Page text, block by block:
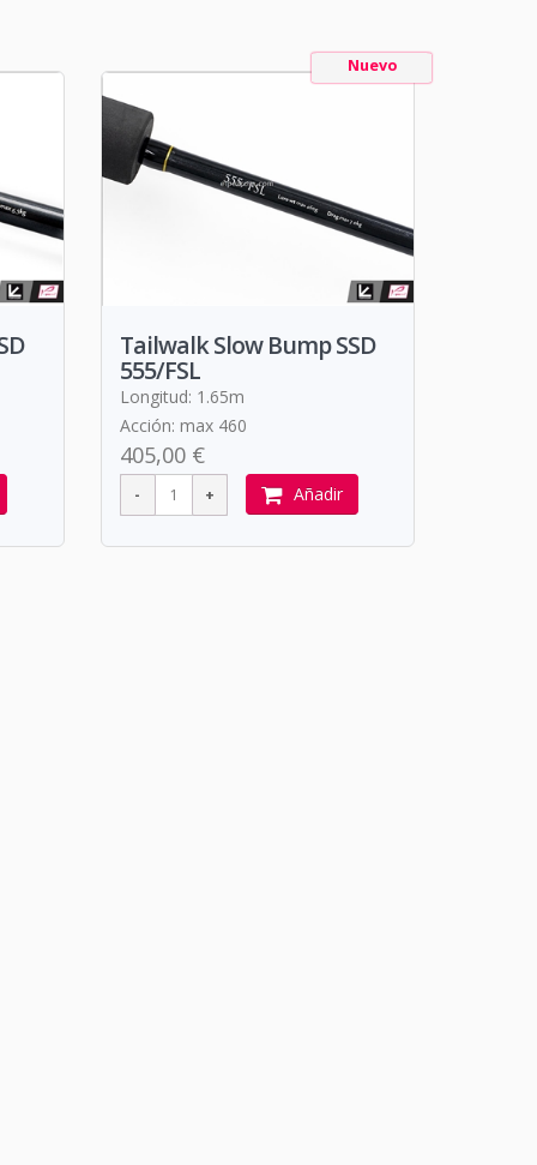
Nuevo
Tailwalk Slow Bump SSD
555/FSL
Longitud: 1.65m
Acción: max 460
405,00 €
Añadir